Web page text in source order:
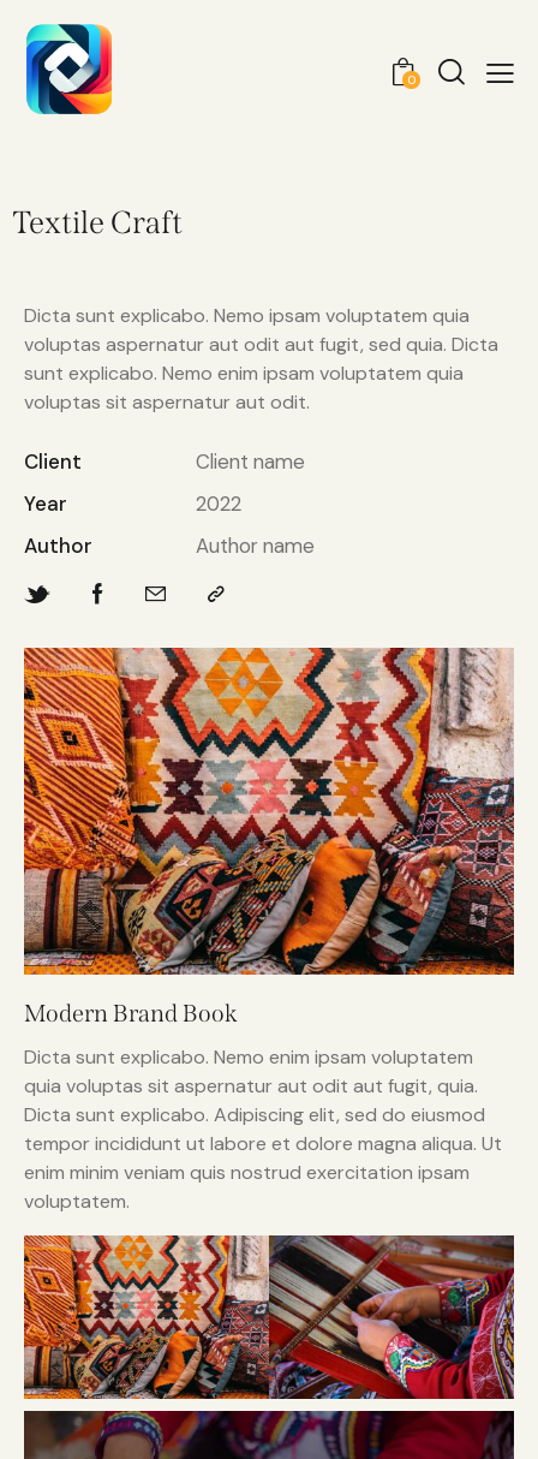
0
Textile Craft
Modern Brand Book
Dicta sunt explicabo. Nemo enim ipsam voluptatem
quia voluptas sit aspernatur aut odit aut fugit, quia.
Dicta sunt explicabo. Adipiscing elit, sed do eiusmod
tempor incididunt ut labore et dolore magna aliqua. Ut
enim minim veniam quis nostrud exercitation ipsam
voluptatem.
Dicta sunt explicabo. Nemo ipsam voluptatem quia
voluptas aspernatur aut odit aut fugit, sed quia. Dicta
sunt explicabo. Nemo enim ipsam voluptatem quia
voluptas sit aspernatur aut odit.
Client
Client name
Year
2022
Author
Author name